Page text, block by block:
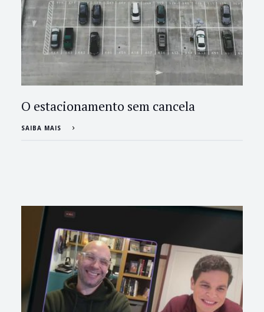
O estacionamento sem cancela
SAIBA MAIS